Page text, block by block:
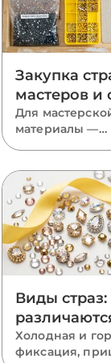
Закупка
мастеров и
пять правил
экономии
Для
материалы —
закупки:
фасовки, база
миксы
там, где он
одна партия на
Виды страз:
какие
полный гид
Холодная и
фиксация,